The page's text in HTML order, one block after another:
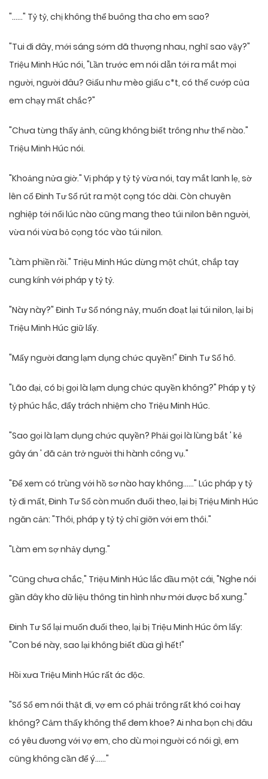
"……" Tỷ tỷ, chị không thể buông tha cho em sao?
"Tui đi đây, mới sáng sớm đã thượng nhau, nghĩ sao vậy?"
Triệu Minh Húc nói, "Lần trước em nói dẫn tới ra mắt mọi
người, người đâu? Giấu như mèo giấu c*t, có thế cướp của
em chạy mất chắc?"
"Chưa từng thấy ảnh, cũng không biết trông như thế nào."
Triệu Minh Húc nói.
"Khoảng nửa giờ." Vị pháp y tỷ tỷ vừa nói, tay mắt lanh lẹ, sờ
lên cổ Đinh Tư Sổ rút ra một cọng tóc dài. Còn chuyên
nghiệp tới nổi lúc nào cũng mang theo túi nilon bên người,
vừa nói vừa bỏ cọng tóc vào túi nilon.
"Làm phiền rồi." Triệu Minh Húc dừng một chút, chắp tay
cung kính với pháp y tỷ tỷ.
"Này này?" Đinh Tư Sổ nóng nảy, muốn đoạt lại túi nilon, lại bị
Triệu Minh Húc giữ lấy.
"Mấy người đang lạm dụng chức quyền!" Đinh Tư Sổ hô.
"Lão đại, có bị gọi là lạm dụng chức quyền không?" Pháp y tỷ
tỷ phúc hắc, đẩy trách nhiệm cho Triệu Minh Húc.
"Sao gọi là lạm dụng chức quyền? Phải gọi là lùng bắt ' kẻ
gây án ' đã cản trở người thi hành công vụ."
"Để xem có trùng với hồ sơ nào hay không……" Lúc pháp y tỷ
tỷ đi mất, Đinh Tư Sổ còn muốn đuổi theo, lại bị Triệu Minh Húc
ngăn cản: "Thôi, pháp y tỷ tỷ chỉ giỡn với em thôi."
"Làm em sợ nhảy dựng."
"Cũng chưa chắc," Triệu Minh Húc lắc đầu một cái, "Nghe nói
gần đây kho dữ liệu thông tin hình như mới được bổ xung."
Đinh Tư Sổ lại muốn đuổi theo, lại bị Triệu Minh Húc ôm lấy:
"Con bé này, sao lại không biết đùa gì hết!"
Hồi xưa Triệu Minh Húc rất ác độc.
"Sổ Sổ em nói thật đi, vợ em có phải trông rất khó coi hay
không? Cảm thấy không thể đem khoe? Ai nha bọn chị đâu
có yêu đương với vợ em, cho dù mọi người có nói gì, em
cũng không cần để ý……"